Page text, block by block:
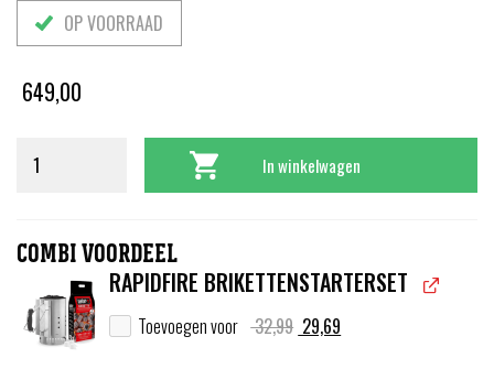
OP VOORRAAD
649,00
In winkelwagen
COMBI VOORDEEL
RAPIDFIRE BRIKETTENSTARTERSET
Toevoegen voor 32,99 Oorspronkelijke
prijs
29,69
prijs